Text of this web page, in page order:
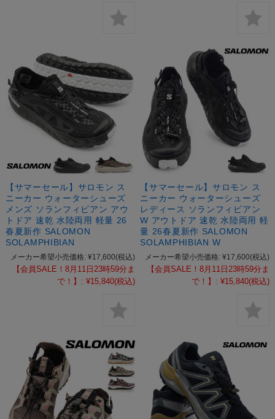
【サマーセール】サロモン ス
ニーカー ウォーターシューズ
メンズ ソランフィビアン アウ
トドア 速乾 水陸両用 軽量 26
春夏新作 SALOMON
SOLAMPHIBIAN
メーカー希望小売価格: ¥17,600(税込)
【会員SALE！8月11日23時59分ま
で！】: ¥15,840(税込)
【サマーセール】サロモン ス
ニーカー ウォーターシューズ
レディース ソランフィビアン
W アウトドア 速乾 水陸両用 軽
量 26春夏新作 SALOMON
SOLAMPHIBIAN W
メーカー希望小売価格: ¥17,600(税込)
【会員SALE！8月11日23時59分ま
で！】: ¥15,840(税込)